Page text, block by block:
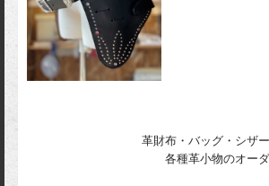
革財布・バッグ・シザ
各種革小物のオー